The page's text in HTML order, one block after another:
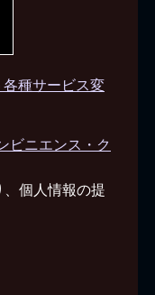
種サービス変
ビニエンス・ク
個人情報の提